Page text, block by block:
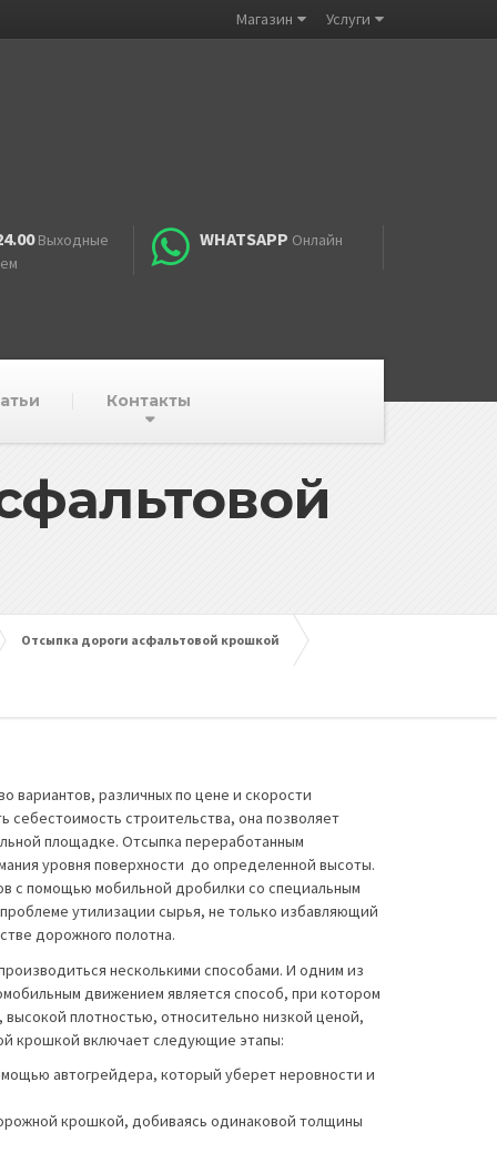
Магазин Услуги
Выходные
WHATSAPP Онлайн
Контакты
Отсыпка дороги асфальтовой крошкой
вариантов, различных по цене и скорости
строительства, она позволяет
площадке. Отсыпка переработанным
уровня поверхности до определенной высоты.
с помощью мобильной дробилки со специальным
утилизации сырья, не только избавляющий
дорожного полотна.
несколькими способами. И одним из
движением является способ, при котором
плотностью, относительно низкой ценой,
крошкой включает следующие этапы:
автогрейдера, который уберет неровности и
крошкой, добиваясь одинаковой толщины